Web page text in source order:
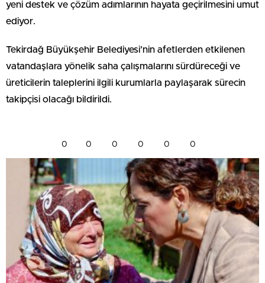
yeni destek ve çözüm adımlarının hayata geçirilmesini umut
ediyor.
Tekirdağ Büyükşehir Belediyesi’nin afetlerden etkilenen
vatandaşlara yönelik saha çalışmalarını sürdüreceği ve
üreticilerin taleplerini ilgili kurumlarla paylaşarak sürecin
takipçisi olacağı bildirildi.
0 0 0 0 0 0